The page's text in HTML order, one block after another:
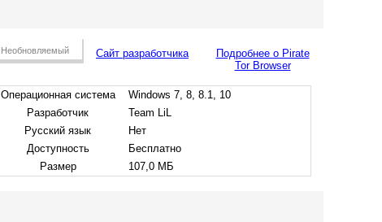
Операционная система
Windows 7, 8, 8.1, 10
Разработчик
Team LiL
Русский язык
Нет
Доступность
Бесплатно
Размер
107,0 МБ
Необновляемый Сайт разработчика
Подробнее о Pirate
Tor Browser